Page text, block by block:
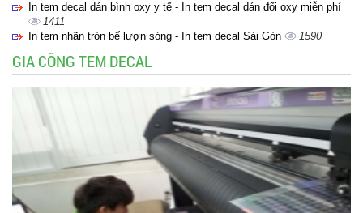
In tem decal dán bình oxy y tế - In tem decal dán đổi oxy miễn phí
1411
In tem nhãn tròn bế lượn sóng - In tem decal Sài Gòn
1590
GIA CÔNG TEM DECAL